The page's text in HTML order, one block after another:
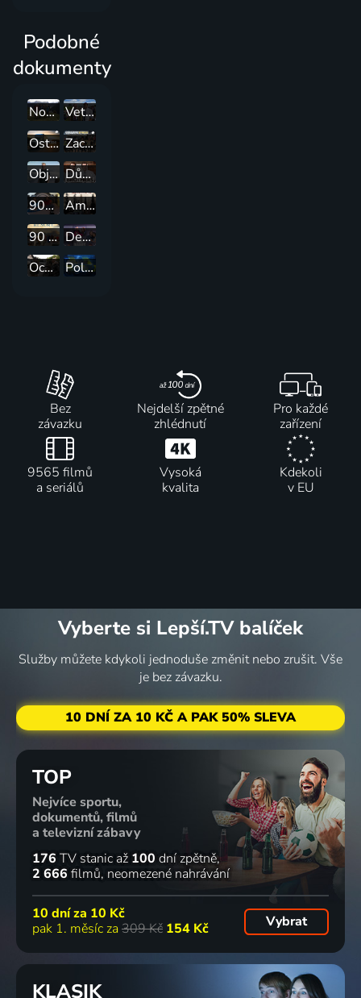
Podobné
dokumenty
Norské domy snů
Veterinář z Yorkshiru
Ostřílení řidiči kamionů
Zachraň, co můžeš - harampádí za všechny prachy
Objevování chutí s Gordonem Ramsaym
Dům snů
90denní snoubenci
Američtí dřevorubci
90 dní: Poslední možnost v ráji
Deníky 90 dní
Ocelová srdce: Morlock Motors
Policie v akci
Bez
závazku
Nejdelší zpětné
zhlédnutí
Pro každé
zařízení
9565 filmů
a seriálů
Vysoká
kvalita
Kdekoli
v EU
Vyberte si Lepší.TV balíček
Služby můžete kdykoli jednoduše změnit nebo zrušit. Vše
je bez závazku.
10 DNÍ ZA 10 KČ A PAK 50% SLEVA
TOP
Nejvíce sportu,
dokumentů, filmů
a televizní zábavy
176 TV stanic až 100 dní zpětně
2 666 filmů neomezené nahrávání
10 dní za 10 Kč
pak 1. měsíc za 309 Kč 154 Kč Vybrat
KLASIK